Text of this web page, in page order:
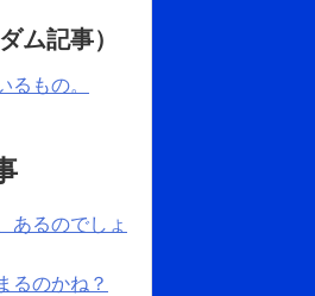
ム記事）
るもの。
あるのでしょ
るのかね？